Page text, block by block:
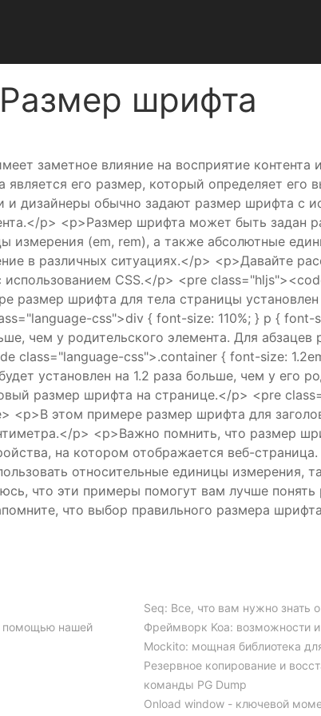
Размер шрифта
заметное влияние на восприятие контента
его размер, который определяет его
и дизайнеры обычно задают размер шрифта с
p> <p>Размер шрифта может быть задан
измерения (em, rem), а также абсолютные
в различных ситуациях.</p> <p>Давайте
CSS.</p> <pre
шрифта для тела страницы установлен
css">div { font-size: 110%; } p {
чем у родительского элемента. Для
class="language-css">.container { font-size:
установлен на 1.2 раза больше, чем у его
размер шрифта на странице.</p> <pre
этом примере размер шрифта для
p> <p>Важно помнить, что размер
на котором отображается веб-
относительные единицы измерения,
что эти примеры помогут вам лучше понять
что выбор правильного размера
помощью нашей
Seq: Все, что вам нужно знать
Фреймворк Koa: возможности и
Mockito: мощная библиотека
Резервное копирование и
команды PG Dump
Onload window - ключевой